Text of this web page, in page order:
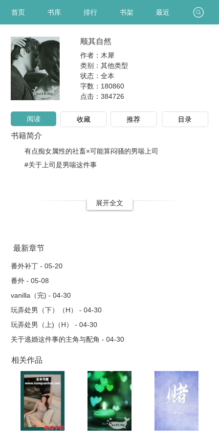
首页 书库 排行 书架 最近
顺其自然
作者：木犀
类别：其他类型
状态：全本
字数：180860
点击： 384726
阅读 收藏 推荐 目录
书籍简介
有点痴女属性的社畜×可能算闷骚的男喘上司
#关于上司是男喘这件事
展开全文
最新章节
番外补丁 - 05-20
番外 - 05-08
vanilla（完) - 04-30
玩弄处男（下）（H） - 04-30
玩弄处男（上)（H） - 04-30
关于逃婚这件事的主角与配角 - 04-30
相关作品